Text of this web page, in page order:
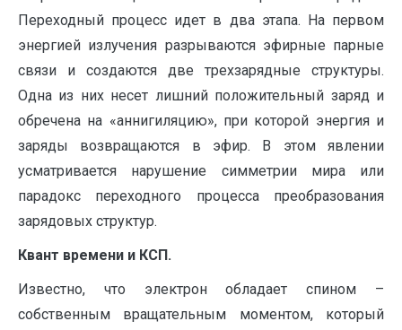
Переходный процесс идет в два этапа. На первом
энергией излучения разрываются эфирные парные
связи и создаются две трехзарядные структуры.
Одна из них несет лишний положительный заряд и
обречена на «аннигиляцию», при которой энергия и
заряды возвращаются в эфир. В этом явлении
усматривается нарушение симметрии мира или
парадокс переходного процесса преобразования
зарядовых структур.
Квант времени и КСП.
Известно, что электрон обладает спином –
собственным вращательным моментом, который